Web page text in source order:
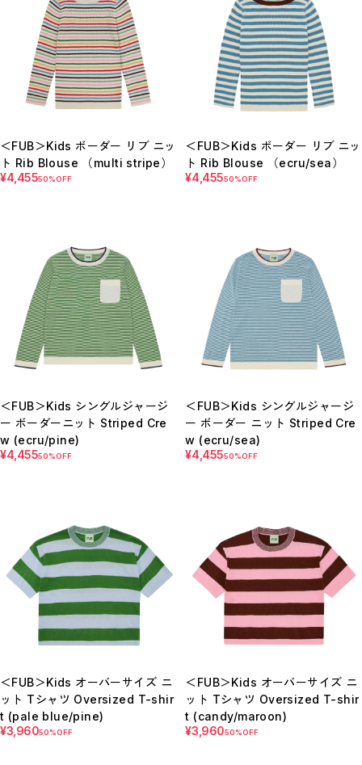
＜FUB＞Kids ボーダー リブ ニッ
ト Rib Blouse （multi stripe）
¥4,45550%OFF
＜FUB＞Kids ボーダー リブ ニッ
ト Rib Blouse （ecru/sea）
¥4,45550%OFF
＜FUB＞Kids シングルジャージ
ー ボーダーニット Striped Cre
w (ecru/pine)
¥4,45550%OFF
＜FUB＞Kids シングルジャージ
ー ボーダー ニット Striped Cre
w (ecru/sea)
¥4,45550%OFF
＜FUB＞Kids オーバーサイズ ニ
ット Tシャツ Oversized T-shir
t (pale blue/pine)
¥3,96050%OFF
＜FUB＞Kids オーバーサイズ ニ
ット Tシャツ Oversized T-shir
t (candy/maroon)
¥3,96050%OFF